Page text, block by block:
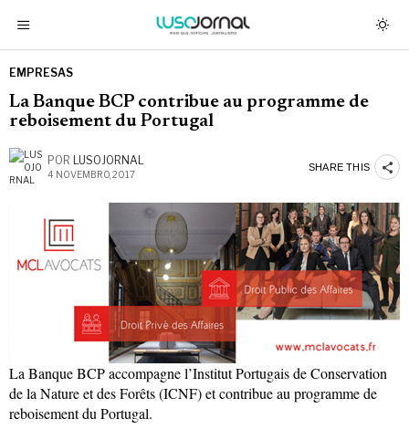
EMPRESAS
La Banque BCP contribue au programme de
reboisement du Portugal
POR LUSOJORNAL
4 NOVEMBRO, 2017
SHARE THIS
La Banque BCP accompagne l’Institut Portugais de Conservation
de la Nature et des Forêts (ICNF) et contribue au programme de
reboisement du Portugal.